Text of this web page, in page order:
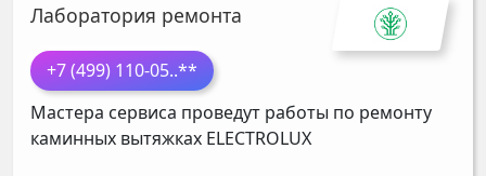
Лаборатория ремонта
+7 (499) 110-05..**
Мастера сервиса проведут работы по ремонту
каминных вытяжках ELECTROLUX